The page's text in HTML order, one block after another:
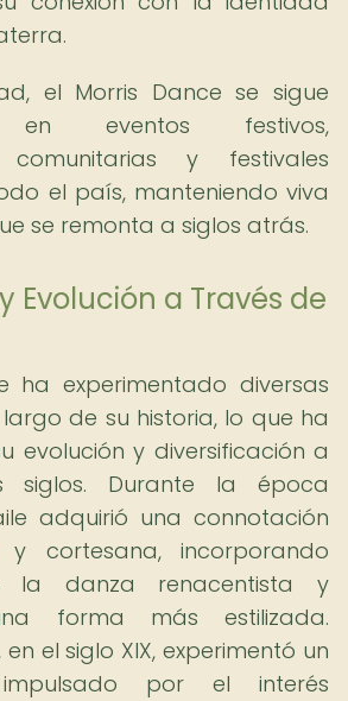
el Morris Dance se sigue
en eventos festivos,
comunitarias y festivales
el país, manteniendo viva
se remonta a siglos atrás.
Evolución a Través de
ha experimentado diversas
de su historia, lo que ha
evolución y diversificación a
siglos. Durante la época
adquirió una connotación
cortesana, incorporando
la danza renacentista y
forma más estilizada.
el siglo XIX, experimentó un
impulsado por el interés